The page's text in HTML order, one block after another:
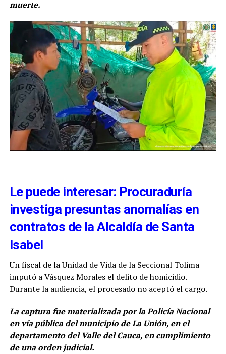
muerte.
Le puede interesar: Procuraduría
investiga presuntas anomalías en
contratos de la Alcaldía de Santa
Isabel
Un fiscal de la Unidad de Vida de la Seccional Tolima
imputó a Vásquez Morales el delito de homicidio.
Durante la audiencia, el procesado no aceptó el cargo.
La captura fue materializada por la Policía Nacional
en vía pública del municipio de La Unión, en el
departamento del Valle del Cauca, en cumplimiento
de una orden judicial.